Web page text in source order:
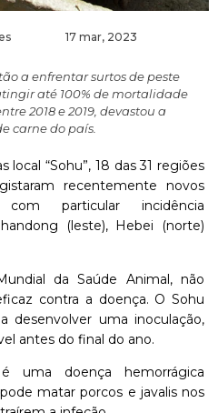
17 mar, 2023
a enfrentar surtos de peste
até 100% de mortalidade
2018 e 2019, devastou a
carne do país.
“Sohu”, 18 das 31 regiões
recentemente novos
particular incidência
(leste), Hebei (norte)
da Saúde Animal, não
contra a doença. O Sohu
desenvolver uma inoculação,
antes do final do ano.
uma doença hemorrágica
matar porcos e javalis nos